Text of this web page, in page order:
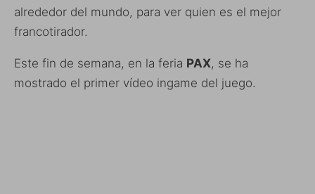
alrededor del mundo, para ver quien es el mejor
francotirador.
Este fin de semana, en la feria PAX, se ha
mostrado el primer vídeo ingame del juego.